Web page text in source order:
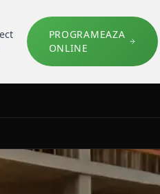
PROGRAMEAZA
ONLINE